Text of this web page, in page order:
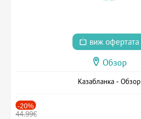
виж офертата
Обзор
Казабланка - Обзор
-20%
44.99€